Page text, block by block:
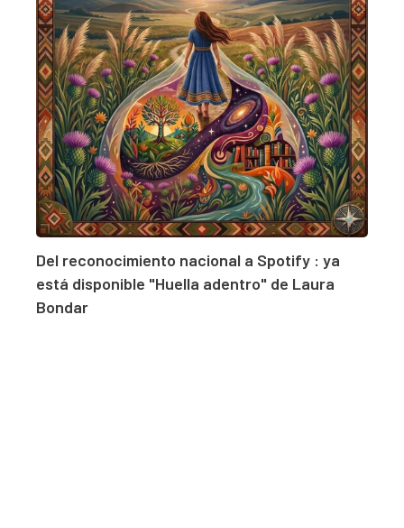
Del reconocimiento nacional a Spotify : ya
está disponible "Huella adentro" de Laura
Bondar